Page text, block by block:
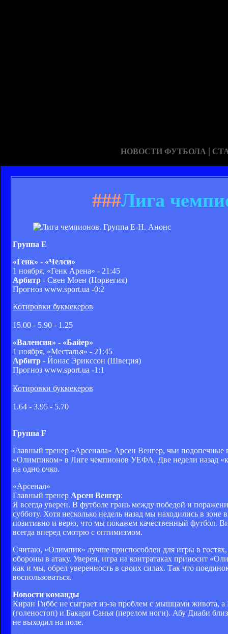
НОВОСТИ ФУТБОЛА |
###Лига
Группа E
«Генк» - «Челси»
1 ноября, «Генк Арена» - 21:45
Арбитр - Свен Моен (Норвегия)
Прогноз www.sport.ua -0:2
Котировки букмекеров
15.00 - 5.90 - 1.25
«Валенсия» - «Байер»
1 ноября, «Месталья» - 21:45
Арбитр - Йонас Эрикссон (Швеция)
Прогноз www.sport.ua -1:1
Котировки букмекеров
1.64 - 3.95 - 5.70
Группа F
Главный тренер «Арсенала» Арсен Венгер, чьи
«Олимпиком» в Лиге чемпионов УЕФА. Две недели назад
на одно очко.
«Арсенал»
Главный тренер Арсен Венгер:
Я всегда уверен. В футболе грань между победой и
субботу. Хотя несколько недель назад мы находились в
позитивно и верю, что мы покажем качественный футбол.
всегда вперед смотрю с оптимизмом.
Считаю, «Олимпик» лучше приспособлен для игры в
обороны в атаку. Уверен, игра на контратаках приносит
как и мы, обрел уверенность в своих силах. Так что
воспользоваться.
Новости команды
Киран Гиббс не сыграет из-за проблем с мышцами
(голеностоп) и Бакари Санья (перелом ноги). Абу Диаби
не выходил на поле.